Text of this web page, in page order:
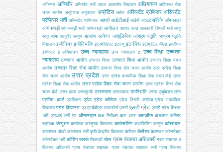
अग्निपथ अग्निवीर अग्निवीर भर्ती अटल आवासीय विद्यालय अधियाचन अधीनस्थ सेवा
चयन आयोग अनुदेशक अनुवादक अप्रेंटिस अर्हता असिस्टेंट प्रोफेसर असिस्टेंट
प्रोफेसर भर्ती अस्सिटेंट प्रोफेसर अहर्ता आईटीआई आईबी आउटसोर्सिंग आँगनबाड़ी
आंगनबाड़ी आंगनबाड़ी भर्ती आंगनवाड़ी आंदोलन आधार कार्ड आबकारी सिपाही भर्ती आयु
आयु सीमा आयुर्वेद आयुष आरक्षण आवेदन आशुलिपिक आश्रम पद्धति आश्रम पद्धति
विद्यालय इंजीनियर इंजीनियरिंग इंटरमीडिएट इंटरव्यू इंटर्नशिप इंटीग्रेटेड बीएड इस्तीफा
इंस्पेक्टर ई अधियाचन उच्च न्यायालय उच्च न्यायालय z उच्च शिक्षा उच्चतम
न्यायालय उच्चतर आयोग उच्चतर शिक्षा उच्चतर शिक्षा आयोग उच्चतर शिक्षा चयन
आयोग उच्चतर शिक्षा सेवा आयोग उच्चतर शिक्षा सेवा चयन आयोग उतर प्रदेश शिक्षा
सेवा चयन आयोग उत्तर प्रदेश उत्तर प्रदेश माध्यमिक शिक्षा सेवा चयन बोर्ड उत्तर
प्रदेश शिक्षा सेवा आयोग उत्तर प्रदेश शिक्षा सेवा चयन आयोग उत्तर प्रदेश शिक्षा सेवा
चयन बोर्ड उत्तर माला उत्तरकुंजी उत्तरमाला उत्तराखण्ड उपस्थिति उप्पस एजूकेशन लोन
एडमिट कार्ड एडमिशन एडेड एडेड कॉलेज एडेड डिग्री कॉलेज एडेड माध्यमिक
विद्यालय एडेड विद्यालय एप एमबीबीएस एयरफोर्स एलटी एलटी ग्रेड एलटी ग्रेड शिक्षक
भर्ती एसआई भर्ती ऐप ऑनलाइन कक्ष निरीक्षण कट ऑफ कटऑफ कंडक्टर कनिष्ठ
सहायक कंप्यूटर कर्नाटक कस्तूरबा विद्यालय काउंसलिंग काउंसिलिंग कानून कांस्टेबल
कांस्टेबल जीडी कांस्टेबल भर्ती कृषि केंद्रीय विद्यालय कैरियर कैलेंडर कैलेण्डर कॉन्स्टेबल
कॉन्स्टेबल भर्ती कोचिंग क्लर्क खिलाड़ी खेल ग्राम पंचायत अधिकारी ग्राम पंचायत व
विकास अधिकारी ग्राम पंचायत सहायक ग्राम पंचायत सहायक भर्ती ग्राम विकास